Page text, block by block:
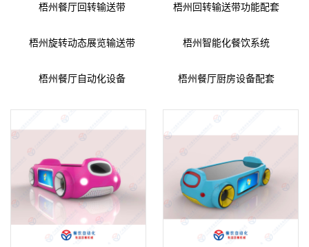
梧州餐厅回转输送带 梧州回转输送带功能配套
梧州旋转动态展览输送带 梧州智能化餐饮系统
梧州餐厅自动化设备 梧州餐厅厨房设备配套